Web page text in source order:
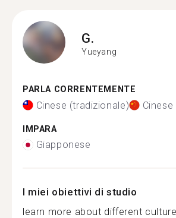
G.
Yueyang
PARLA CORRENTEMENTE
Cinese (tradizionale)
IMPARA
Giapponese
I miei obiettivi di studio
learn more about different